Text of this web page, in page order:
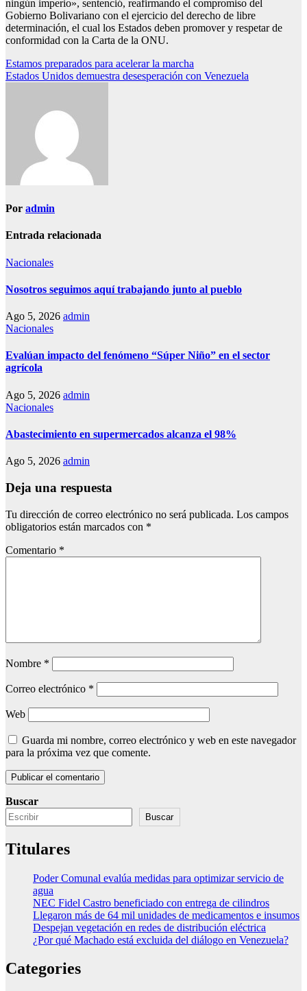
ningún imperio», sentenció, reafirmando el compromiso del
Gobierno Bolivariano con el ejercicio del derecho de libre
determinación, el cual los Estados deben promover y respetar de
conformidad con la Carta de la ONU.
Navegación
de
Estamos preparados para acelerar la marcha
Estados Unidos demuestra desesperación con Venezuela
Por admin
Entrada relacionada
Nacionales
Nosotros seguimos aquí trabajando junto al pueblo
Ago 5, 2026 admin
Nacionales
Evalúan impacto del fenómeno “Súper Niño” en el sector
agrícola
Ago 5, 2026 admin
Nacionales
Abastecimiento en supermercados alcanza el 98%
Ago 5, 2026 admin
Deja una respuesta
Tu dirección de correo electrónico no será publicada. Los campos
obligatorios están marcados con *
Comentario *
Nombre *
Correo electrónico *
Web
Guarda mi nombre, correo electrónico y web en este navegador
para la próxima vez que comente.
Buscar
Buscar
Titulares
Poder Comunal evalúa medidas para optimizar servicio de
agua
NEC Fidel Castro beneficiado con entrega de cilindros
Llegaron más de 64 mil unidades de medicamentos e insumos
Despejan vegetación en redes de distribución eléctrica
¿Por qué Machado está excluida del diálogo en Venezuela?
Categories